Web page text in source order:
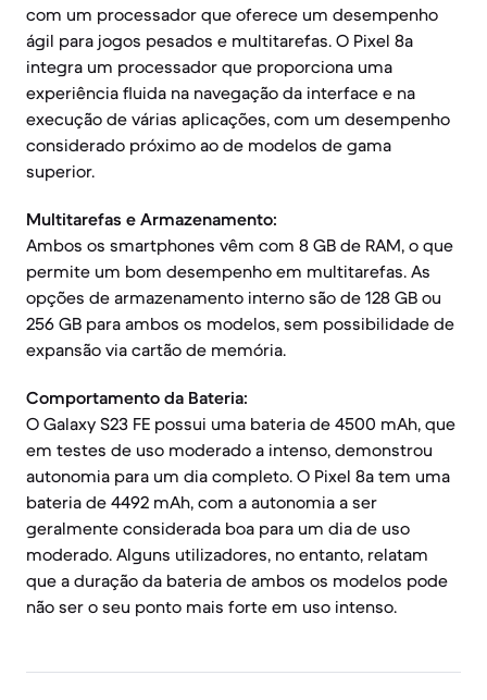
com um processador que oferece um desempenho
ágil para jogos pesados e multitarefas. O Pixel 8a
integra um processador que proporciona uma
experiência fluida na navegação da interface e na
execução de várias aplicações, com um desempenho
considerado próximo ao de modelos de gama
superior.
Multitarefas e Armazenamento:
Ambos os smartphones vêm com 8 GB de RAM, o que
permite um bom desempenho em multitarefas. As
opções de armazenamento interno são de 128 GB ou
256 GB para ambos os modelos, sem possibilidade de
expansão via cartão de memória.
Comportamento da Bateria:
O Galaxy S23 FE possui uma bateria de 4500 mAh, que
em testes de uso moderado a intenso, demonstrou
autonomia para um dia completo. O Pixel 8a tem uma
bateria de 4492 mAh, com a autonomia a ser
geralmente considerada boa para um dia de uso
moderado. Alguns utilizadores, no entanto, relatam
que a duração da bateria de ambos os modelos pode
não ser o seu ponto mais forte em uso intenso.